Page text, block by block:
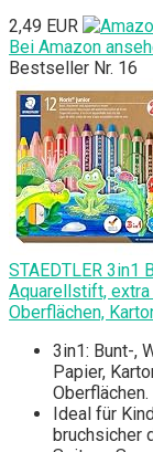
2,49 EUR
Bei Amazon
Bestseller Nr. 16
STAEDTLER 3in1
Aquarellstift,
Oberflächen,
3in1: Bunt-,
Papier,
Oberflächen.
Ideal für
bruchsicher